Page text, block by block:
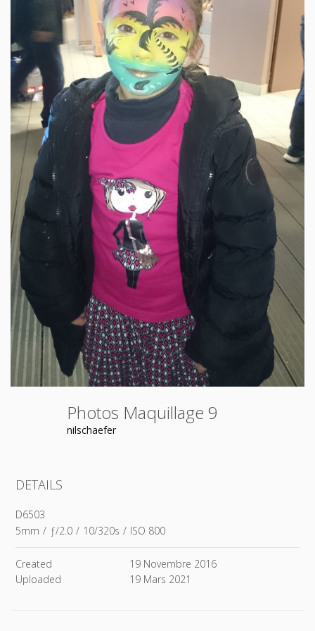
Photos Maquillage 9
nilschaefer
DETAILS
D6503
5mm / ƒ/2.0 / 10/320s / ISO 800
Created
19 Novembre 2016
Uploaded
19 Mars 2021